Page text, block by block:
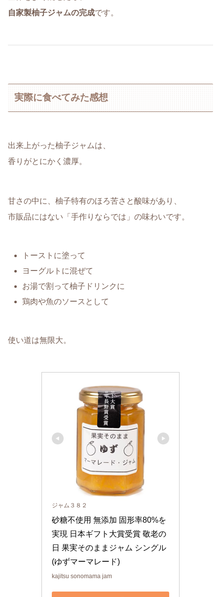
自家製柚子ジャムの完成です。
実際に食べてみた感想
出来上がった柚子ジャムは、
香りがとにかく濃厚。
甘さの中に、柚子特有のほろ苦さと酸味があり、
市販品にはない「手作りならでは」の味わいです。
トーストに塗って
ヨーグルトに混ぜて
お湯で割って柚子ドリンクに
鶏肉や魚のソースとして
使い道は無限大。
ジャム３８２
砂糖不使用 無添加 固形率80%を
実現 日本ギフト大賞受賞 敬老の
日 果実そのままジャム シングル
(ゆずマーマレード)
kajitsu sonomama jam